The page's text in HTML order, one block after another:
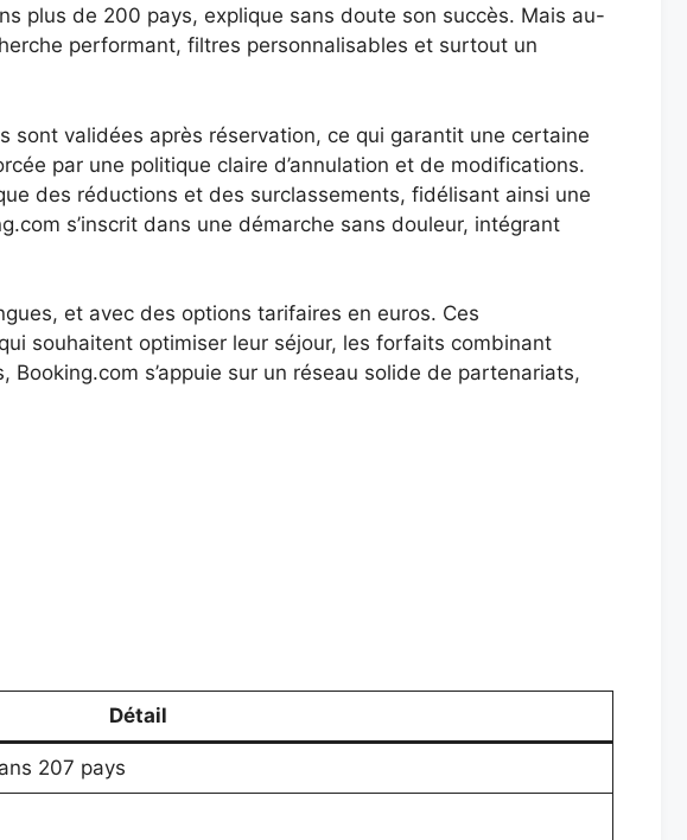
plus de 200 pays, explique sans doute son succès. Mais au-
performant, filtres personnalisables et surtout un
sont validées après réservation, ce qui garantit une certaine
par une politique claire d’annulation et de modifications.
des réductions et des surclassements, fidélisant ainsi une
s’inscrit dans une démarche sans douleur, intégrant
et avec des options tarifaires en euros. Ces
souhaitent optimiser leur séjour, les forfaits combinant
s’appuie sur un réseau solide de partenariats,
Détail
207 pays